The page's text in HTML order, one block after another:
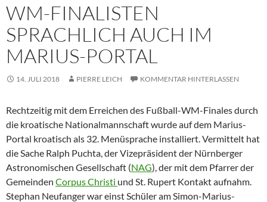
WM-FINALISTEN
SPRACHLICH AUCH IM
MARIUS-PORTAL
14. JULI 2018 PIERRE LEICH KOMMENTAR HINTERLASSEN
Rechtzeitig mit dem Erreichen des Fußball-WM-Finales durch
die kroatische Nationalmannschaft wurde auf dem Marius-
Portal kroatisch als 32. Menüsprache installiert. Vermittelt hat
die Sache Ralph Puchta, der Vizepräsident der Nürnberger
Astronomischen Gesellschaft (NAG), der mit dem Pfarrer der
Gemeinden Corpus Christi und St. Rupert Kontakt aufnahm.
Stephan Neufanger war einst Schüler am Simon-Marius-